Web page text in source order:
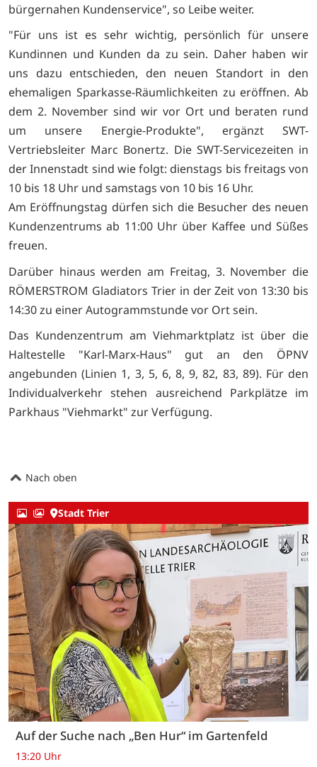
bürgernahen Kundenservice", so Leibe weiter.
"Für uns ist es sehr wichtig, persönlich für unsere
Kundinnen und Kunden da zu sein. Daher haben wir
uns dazu entschieden, den neuen Standort in den
ehemaligen Sparkasse-Räumlichkeiten zu eröffnen. Ab
dem 2. November sind wir vor Ort und beraten rund
um unsere Energie-Produkte", ergänzt SWT-
Vertriebsleiter Marc Bonertz. Die SWT-Servicezeiten in
der Innenstadt sind wie folgt: dienstags bis freitags von
10 bis 18 Uhr und samstags von 10 bis 16 Uhr.
Am Eröffnungstag dürfen sich die Besucher des neuen
Kundenzentrums ab 11:00 Uhr über Kaffee und Süßes
freuen.
Darüber hinaus werden am Freitag, 3. November die
RÖMERSTROM Gladiators Trier in der Zeit von 13:30 bis
14:30 zu einer Autogrammstunde vor Ort sein.
Das Kundenzentrum am Viehmarktplatz ist über die
Haltestelle "Karl-Marx-Haus" gut an den ÖPNV
angebunden (Linien 1, 3, 5, 6, 8, 9, 82, 83, 89). Für den
Individualverkehr stehen ausreichend Parkplätze im
Parkhaus "Viehmarkt" zur Verfügung.
Nach oben
Stadt Trier
Auf der Suche nach „Ben Hur“ im Gartenfeld
13:20 Uhr